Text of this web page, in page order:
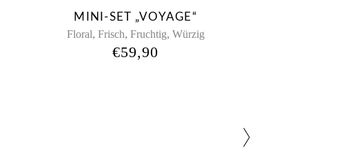
MINI-SET „VOYAGE“
Floral, Frisch, Fruchtig, Würzig
€59,90